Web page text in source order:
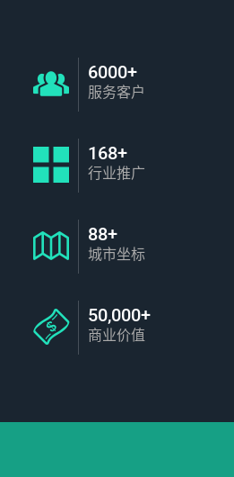
6000+
服务客户
168+
行业推广
88+
城市坐标
50,000+
商业价值